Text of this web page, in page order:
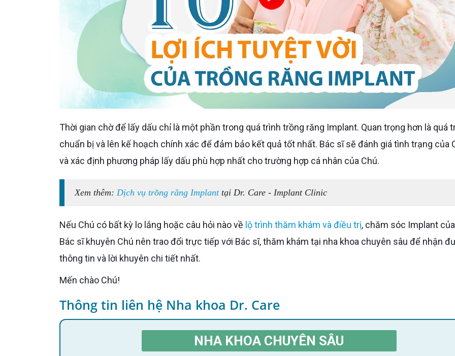
Thời gian chờ để lấy dấu chỉ là một phần trong quá trình trồng răng Implant. Quan trọng hơn là quá trình
chuẩn bị và lên kế hoạch chính xác để đảm bảo kết quả tốt nhất. Bác sĩ sẽ đánh giá tình trạng của
và xác định phương pháp lấy dấu phù hợp nhất cho trường hợp cá nhân của Chú.
Xem thêm: Dịch vụ trồng răng Implanttại Dr. Care - Implant Clinic
Nếu Chú có bất kỳ lo lắng hoặc câu hỏi nào về lộ trình thăm khám và điều trị, chăm sóc Implant
Bác sĩ khuyên Chú nên trao đổi trực tiếp với Bác sĩ, thăm khám tại nha khoa chuyên sâu để nhận
thông tin và lời khuyên chi tiết nhất.
Mến chào Chú!
Thông tin liên hệ Nha khoa Dr. Care
NHA KHOA CHUYÊN SÂU